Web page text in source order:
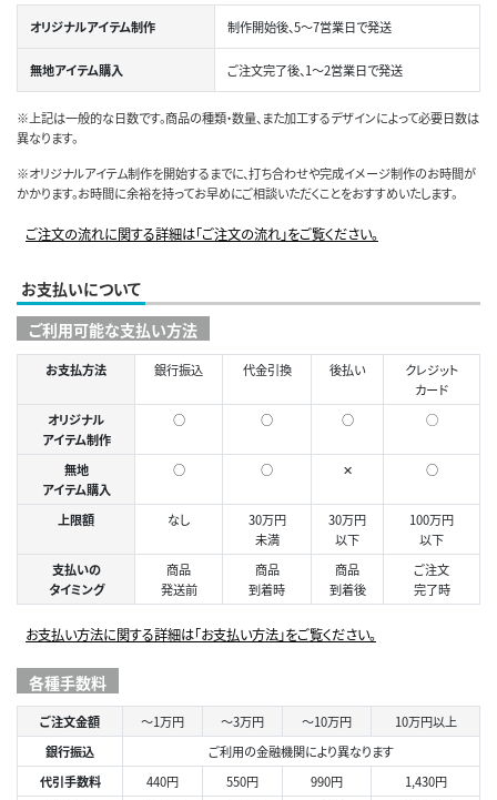
オリジナルアイテム制作 制作開始後、5～7営業日で発送
無地アイテム購入 ご注文完了後、1～2営業日で発送
※上記は一般的な日数です。商品の種類・数量、また加工するデザインによって必要日数は
異なります。
※オリジナルアイテム制作を開始するまでに、打ち合わせや完成イメージ制作のお時間が
かかります。お時間に余裕を持ってお早めにご相談いただくことをおすすめいたします。
ご注文の流れに関する詳細は「ご注文の流れ」をご覧ください。
お支払いについて
ご利用可能な支払い方法
お支払方法 銀行振込 代金引換 後払い
クレジット
カード
オリジナル
アイテム制作
○ ○ ○ ◯
無地
アイテム購入
○ ○ ✕ ○
上限額 なし
30万円
未満
30万円
以下
100万円
以下
支払いの
タイミング
商品
発送前
商品
到着時
商品
到着後
ご注文
完了時
お支払い方法に関する詳細は「お支払い方法」をご覧ください。
各種手数料
ご注文金額 ～1万円 ～3万円 ～10万円
10万円以上
銀行振込
ご利用の金融機関により異なります
代引手数料
440円 550円 990円
1,430円